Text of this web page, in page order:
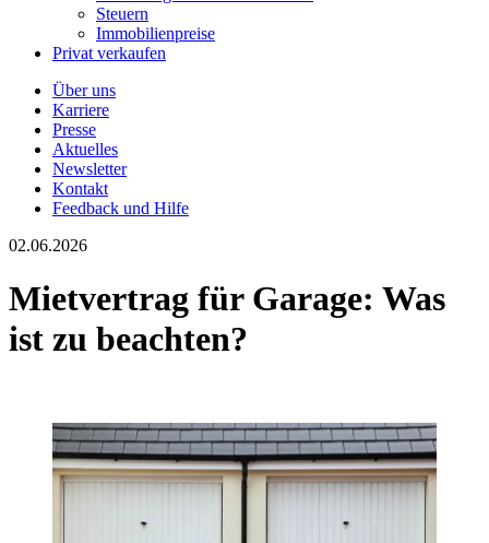
Steuern
Immobilienpreise
Privat verkaufen
Über uns
Karriere
Presse
Aktuelles
Newsletter
Kontakt
Feedback und Hilfe
02.06.2026
Mietvertrag für Garage: Was
ist zu beachten?